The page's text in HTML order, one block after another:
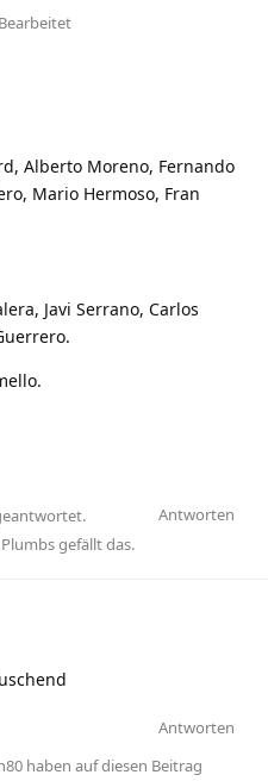
Bearbeitet
Alberto Moreno, Fernando
Mario Hermoso, Fran
Javi Serrano, Carlos
Antworten
Plumbsgefällt das.
Antworten
haben auf diesen Beitrag